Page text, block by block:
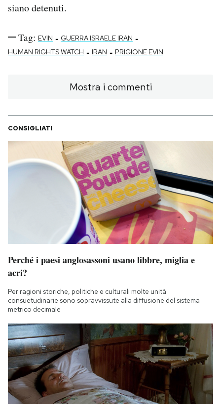
siano detenuti.
Tag: EVIN - GUERRA ISRAELE IRAN -
HUMAN RIGHTS WATCH - IRAN - PRIGIONE EVIN
Mostra i commenti
CONSIGLIATI
Perché i paesi anglosassoni usano libbre, miglia e
acri?
Per ragioni storiche, politiche e culturali molte unità
consuetudinarie sono sopravvissute alla diffusione del sistema
metrico decimale